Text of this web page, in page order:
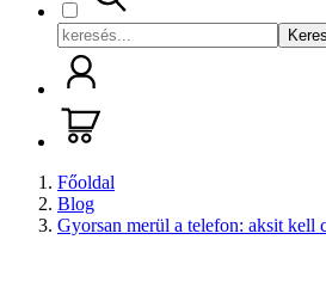
Főoldal
Blog
Gyorsan merül a telefon: aksit kell